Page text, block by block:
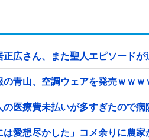
正広さん、また聖人エピソード
の青山、空調ウェアを発売ｗｗ
の医療費未払いが多すぎたので
は愛想尽かした」コメ余りに